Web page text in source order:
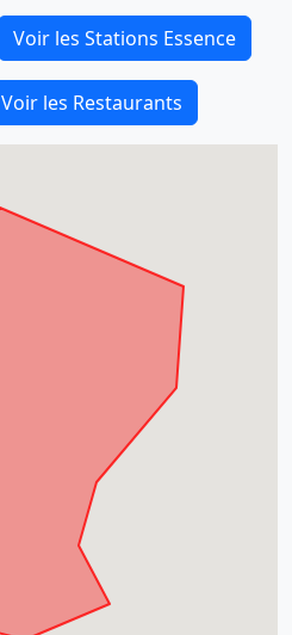
Voir les Stations Essence
Voir les Restaurants